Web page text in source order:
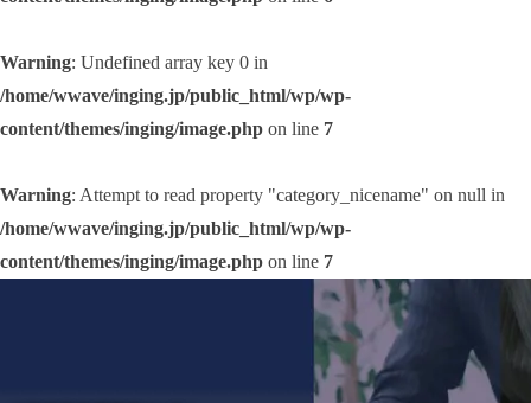
Warning: Undefined array key 0 in
/home/wwave/inging.jp/public_html/wp/wp-
content/themes/inging/image.php on line 7
Warning: Attempt to read property "category_nicename" on null in
/home/wwave/inging.jp/public_html/wp/wp-
content/themes/inging/image.php on line 7